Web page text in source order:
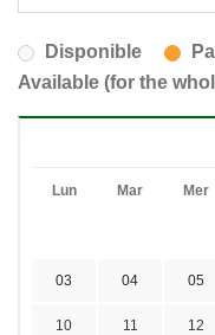
Disponible
Available (for the
Lun Mar Mer
03 04 05
10 11 12